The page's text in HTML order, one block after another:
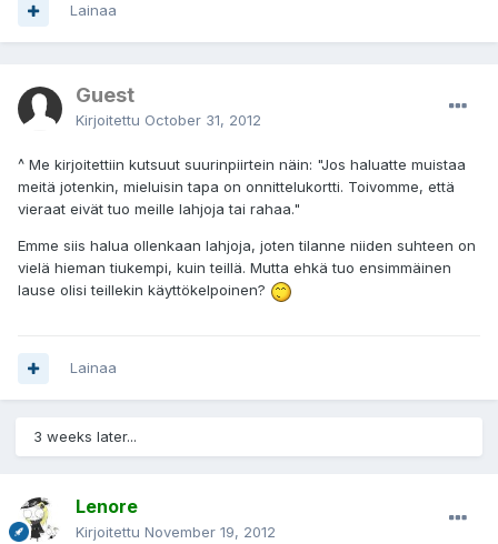
Lainaa
Guest
Kirjoitettu October 31, 2012
^ Me kirjoitettiin kutsuut suurinpiirtein näin: "Jos haluatte muistaa
meitä jotenkin, mieluisin tapa on onnittelukortti. Toivomme, että
vieraat eivät tuo meille lahjoja tai rahaa."
Emme siis halua ollenkaan lahjoja, joten tilanne niiden suhteen on
vielä hieman tiukempi, kuin teillä. Mutta ehkä tuo ensimmäinen
lause olisi teillekin käyttökelpoinen?
Lainaa
3 weeks later...
Lenore
Kirjoitettu November 19, 2012